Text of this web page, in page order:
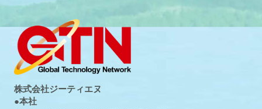
株式会社ジーティエヌ
●本社